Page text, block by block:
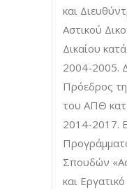
και
Αστικού
Δικαίου
2004-2005.
Πρόεδρος
του ΑΠΘ
2014-2017.
Σπουδών
και